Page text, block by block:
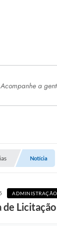
-
Seletivos
Acompanhe a
Notícia
ADMINISTRAÇÃO
de